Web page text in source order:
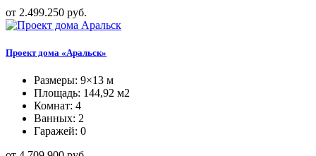
от 2.499.250 руб.
Проект дома «Аральск»
Размеры: 9×13 м
Площадь: 144,92 м2
Комнат: 4
Ванных: 2
Гаражей: 0